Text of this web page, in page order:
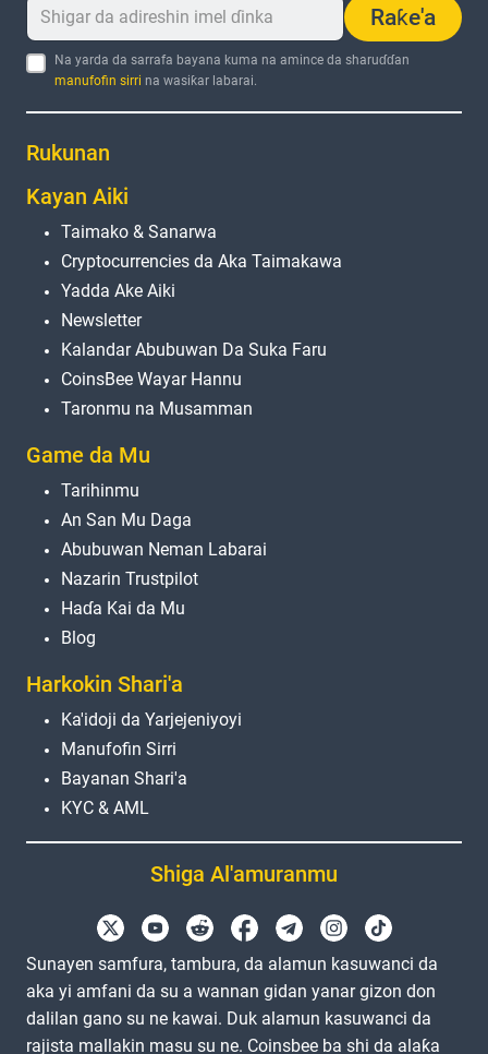
Raƙe'a
Na yarda da sarrafa bayana kuma na amince da sharuɗɗan
manufofin sirri na wasiƙar labarai.
Rukunan
Kayan Aiki
Taimako & Sanarwa
Cryptocurrencies da Aka Taimakawa
Yadda Ake Aiki
Newsletter
Kalandar Abubuwan Da Suka Faru
CoinsBee Wayar Hannu
Taronmu na Musamman
Game da Mu
Tarihinmu
An San Mu Daga
Abubuwan Neman Labarai
Nazarin Trustpilot
Haɗa Kai da Mu
Blog
Harkokin Shari'a
Ka'idoji da Yarjejeniyoyi
Manufofin Sirri
Bayanan Shari'a
KYC & AML
Shiga Al'amuranmu
Sunayen samfura, tambura, da alamun kasuwanci da
aka yi amfani da su a wannan gidan yanar gizon don
dalilan gano su ne kawai. Duk alamun kasuwanci da
rajista mallakin masu su ne. Coinsbee ba shi da alaƙa